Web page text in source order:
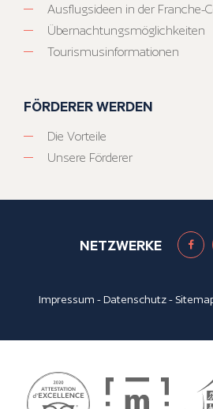
Ausflugsideen in der Franche-
Übernachtungsmöglichkeiten
Tourismusinformationen
FÖRDERER WERDEN
Die Vorteile
Unsere Förderer
NETZWERKE
Impressum -Datenschutz-